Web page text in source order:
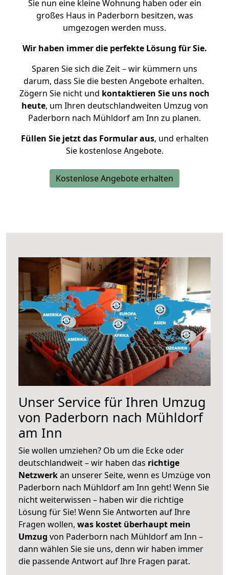
Sie nun eine kleine Wohnung haben oder ein
großes Haus in Paderborn besitzen, was
umgezogen werden muss.
Wir haben immer die perfekte Lösung für Sie.
Sparen Sie sich die Zeit – wir kümmern uns
darum, dass Sie die besten Angebote erhalten.
Zögern Sie nicht und kontaktieren Sie uns noch
heute, um Ihren deutschlandweiten Umzug von
Paderborn nach Mühldorf am Inn zu planen.
Füllen Sie jetzt das Formular aus, und erhalten
Sie kostenlose Angebote.
Kostenlose Angebote erhalten
Unser Service für Ihren Umzug
von Paderborn nach Mühldorf
am Inn
Sie wollen umziehen? Ob um die Ecke oder
deutschlandweit – wir haben das richtige
Netzwerkan unserer Seite, wenn es Umzüge von
Paderborn nach Mühldorf am Inn geht! Wenn Sie
nicht weiterwissen – haben wir die richtige
Lösung für Sie! Wenn Sie Antworten auf Ihre
Fragen wollen, was kostet überhaupt mein
Umzug von Paderborn nach Mühldorf am Inn –
dann wählen Sie sie uns, denn wir haben immer
die passende Antwort auf Ihre Fragen parat.